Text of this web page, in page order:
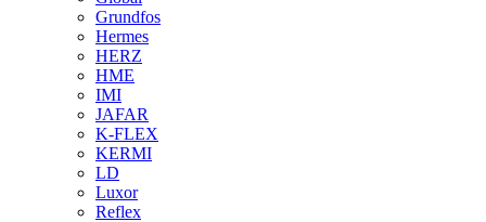
Grundfos
Hermes
HERZ
HME
IMI
JAFAR
K-FLEX
KERMI
LD
Luxor
Reflex